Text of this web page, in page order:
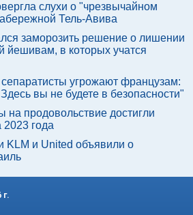
слухи о "чрезвычайном
Тель-Авива
заморозить решение о лишении
йешивам, в которых учатся
сепаратисты угрожают французам:
вы не будете в безопасности"
продовольствие достигли
года
KLM и United объявили о
г.